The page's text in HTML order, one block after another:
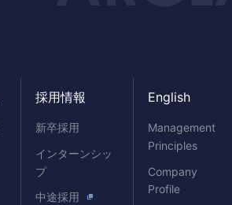
採用情報
新卒採用
インターンシッ
プ
中途採用
English
Management
Principles
Company
Profile